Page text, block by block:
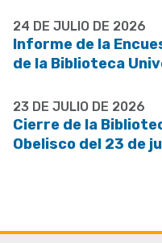
24 DE JULIO DE 2026
Informe de la
de la Biblioteca
23 DE JULIO DE 2026
Cierre de la
Obelisco del 23 de